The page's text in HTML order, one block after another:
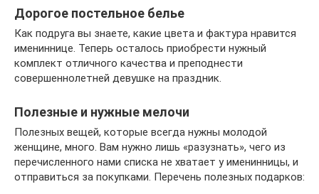
Дорогое постельное белье
Как подруга вы знаете, какие цвета и фактура нравится
имениннице. Теперь осталось приобрести нужный
комплект отличного качества и преподнести
совершеннолетней девушке на праздник.
Полезные и нужные мелочи
Полезных вещей, которые всегда нужны молодой
женщине, много. Вам нужно лишь «разузнать», чего из
перечисленного нами списка не хватает у именинницы, и
отправиться за покупками. Перечень полезных подарков: